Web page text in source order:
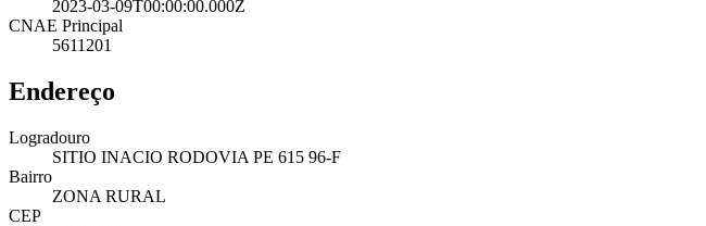
2023-03-09T00:00:00.000Z
CNAE Principal
5611201
Endereço
Logradouro
SITIO INACIO RODOVIA PE 615 96-F
Bairro
ZONA RURAL
CEP